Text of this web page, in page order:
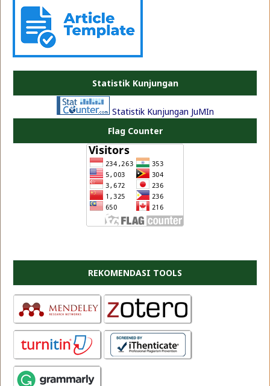
Statistik Kunjungan
Statistik Kunjungan JuMIn
Flag Counter
REKOMENDASI TOOLS